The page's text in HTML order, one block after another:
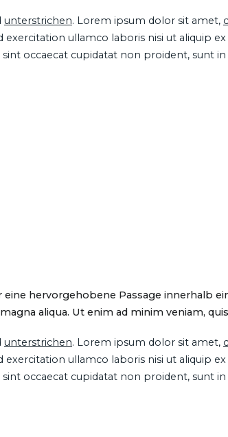
unterstrichen. Lorem ipsum dolor sit amet,
ullamco laboris nisi ut aliquip
occaecat cupidatat non proident, sunt
hervorgehobene Passage innerhalb
aliqua. Ut enim ad minim veniam,
unterstrichen. Lorem ipsum dolor sit amet,
ullamco laboris nisi ut aliquip
occaecat cupidatat non proident, sunt